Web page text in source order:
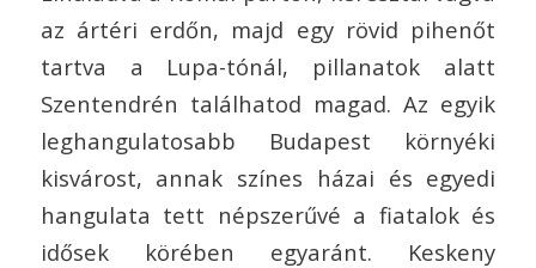
az ártéri erdőn, majd egy rövid pihenőt
tartva a Lupa-tónál, pillanatok alatt
Szentendrén találhatod magad. Az egyik
leghangulatosabb Budapest környéki
kisvárost, annak színes házai és egyedi
hangulata tett népszerűvé a fiatalok és
idősek körében egyaránt. Keskeny